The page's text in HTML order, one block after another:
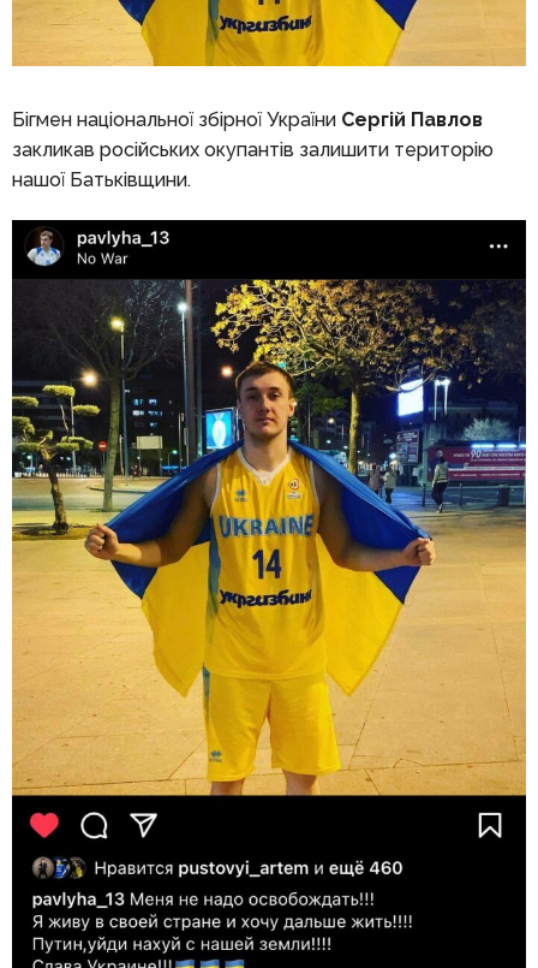
Бігмен національної збірної України Сергій Павлов
закликав російських окупантів залишити територію
нашої Батьківщини.